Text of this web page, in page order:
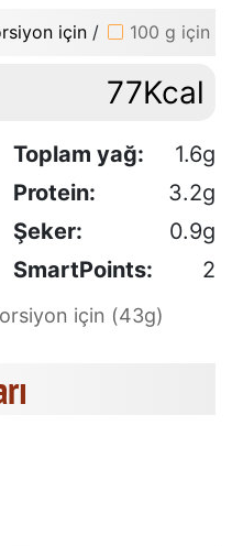
için / 100 g için
77Kcal
Toplam yağ:
1.6g
Protein:
3.2g
Şeker:
0.9g
SmartPoints: 2
için (43g)